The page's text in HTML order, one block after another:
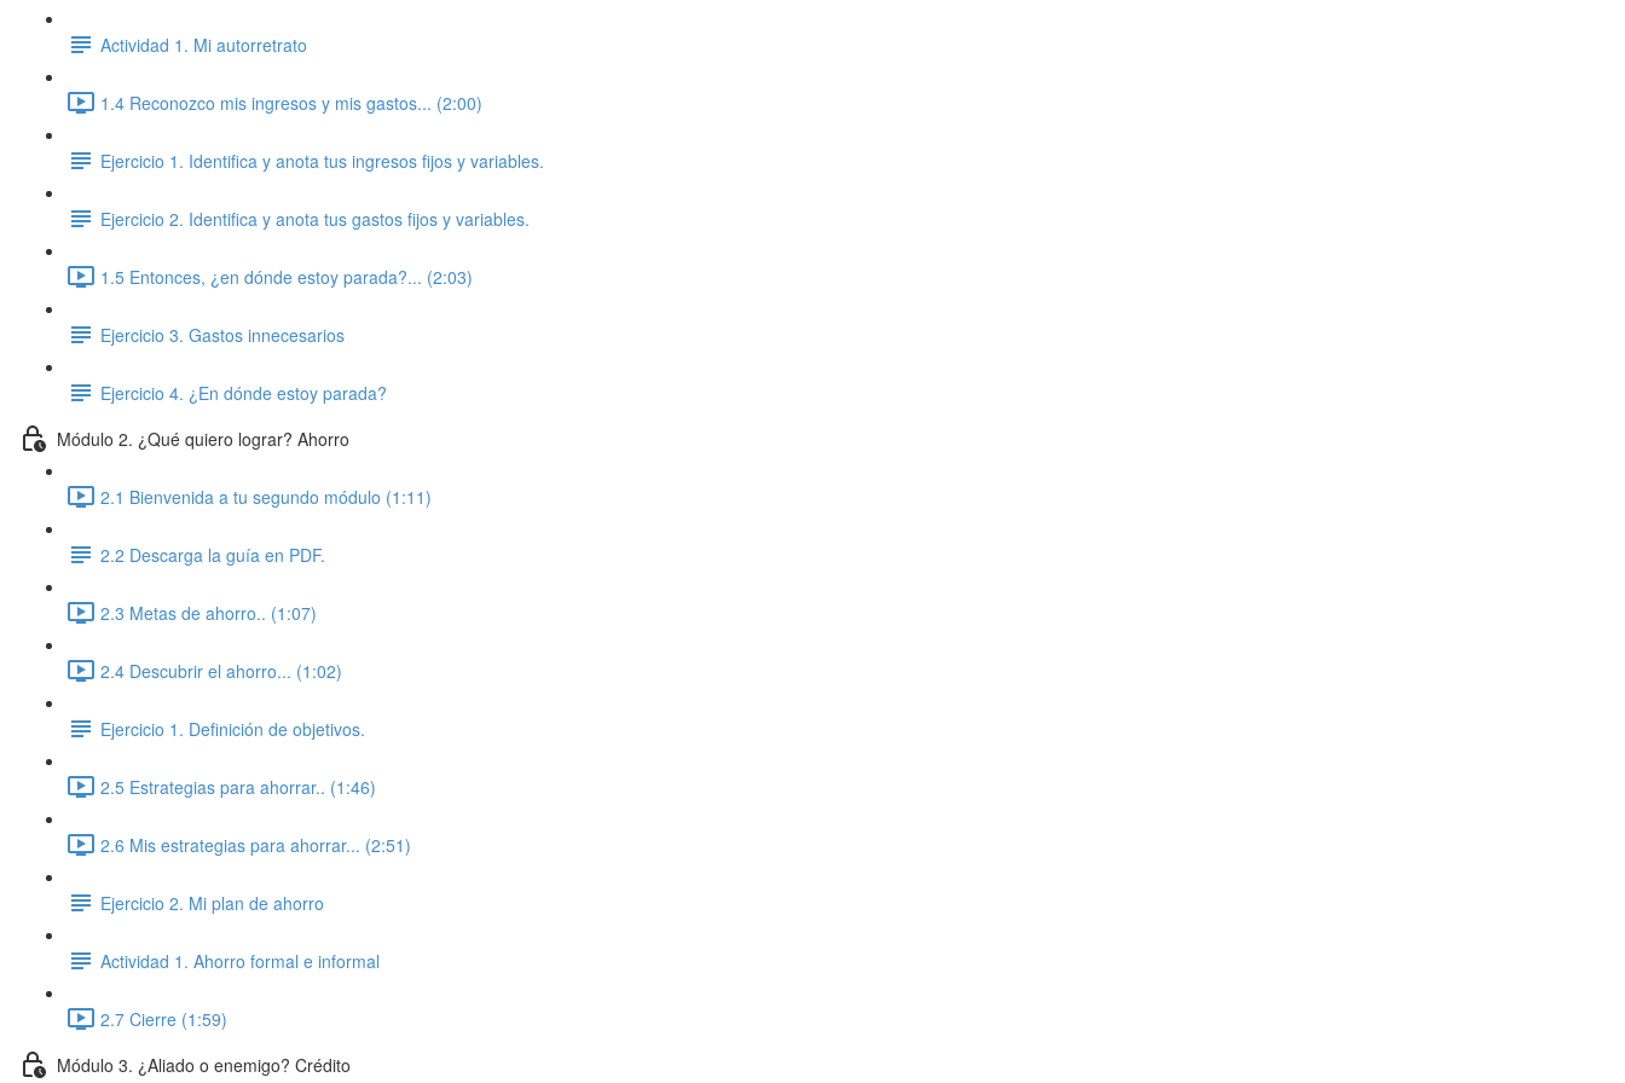
Actividad 1. Mi autorretrato
1.4 Reconozco mis ingresos y mis gastos... (2:00)
Ejercicio 1. Identifica y anota tus ingresos fijos y variables.
Ejercicio 2. Identifica y anota tus gastos fijos y variables.
1.5 Entonces, ¿en dónde estoy parada?... (2:03)
Ejercicio 3. Gastos innecesarios
Ejercicio 4. ¿En dónde estoy parada?
Módulo 2. ¿Qué quiero lograr? Ahorro
2.1 Bienvenida a tu segundo módulo (1:11)
2.2 Descarga la guía en PDF.
2.3 Metas de ahorro.. (1:07)
2.4 Descubrir el ahorro... (1:02)
Ejercicio 1. Definición de objetivos.
2.5 Estrategias para ahorrar.. (1:46)
2.6 Mis estrategias para ahorrar... (2:51)
Ejercicio 2. Mi plan de ahorro
Actividad 1. Ahorro formal e informal
2.7 Cierre (1:59)
Módulo 3. ¿Aliado o enemigo? Crédito